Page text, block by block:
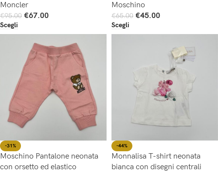
Moncler
€95.00 €67.00
Scegli
Moschino
€65.00 €45.00
Scegli
-31%
Moschino Pantalone neonata
con orsetto ed elastico
-44%
Monnalisa T-shirt neonata
bianca con disegni centrali